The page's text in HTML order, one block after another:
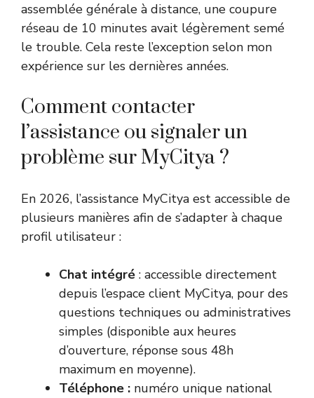
assemblée générale à distance, une coupure
réseau de 10 minutes avait légèrement semé
le trouble. Cela reste l’exception selon mon
expérience sur les dernières années.
Comment contacter
l’assistance ou signaler un
problème sur MyCitya ?
En 2026, l’assistance MyCitya est accessible de
plusieurs manières afin de s’adapter à chaque
profil utilisateur :
Chat intégré : accessible directement
depuis l’espace client MyCitya, pour des
questions techniques ou administratives
simples (disponible aux heures
d’ouverture, réponse sous 48h
maximum en moyenne).
Téléphone : numéro unique national